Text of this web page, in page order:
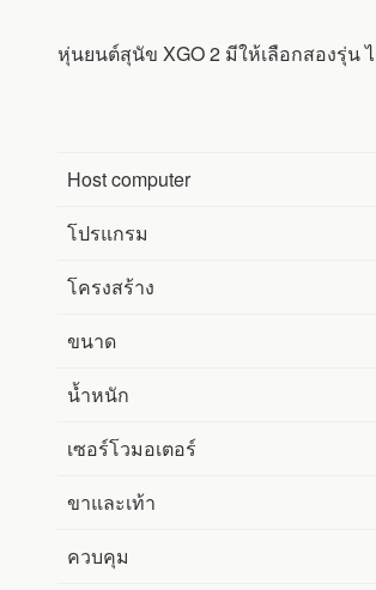
หุ่นยนต์สุนัข XGO 2 มีให้เลือกสองรุ่น
Host computer
โปรแกรม
โครงสร้าง
ขนาด
น้ำหนัก
เซอร์โวมอเตอร์
ขาและเท้า
ควบคุม